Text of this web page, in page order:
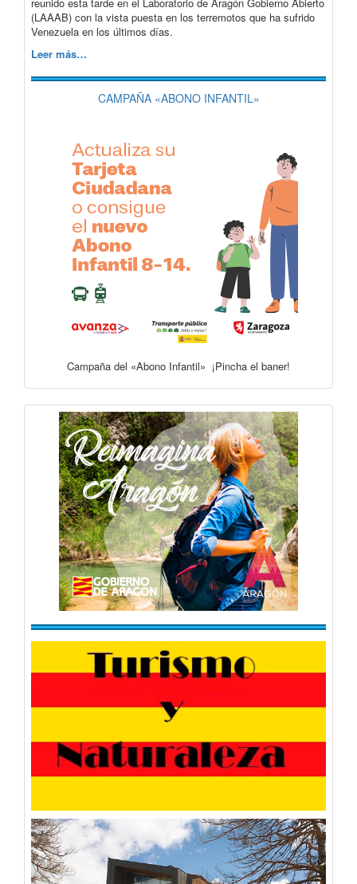
(LAAAB) con la vista puesta en los terremotos que ha sufrido
Venezuela en los últimos días.
Leer más…
CAMPAÑA «ABONO INFANTIL»
Campaña del «Abono Infantil» ¡Pincha el baner!